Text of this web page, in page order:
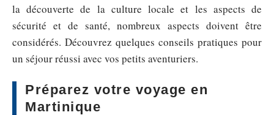
la découverte de la culture locale et les aspects de
sécurité et de santé, nombreux aspects doivent être
considérés. Découvrez quelques conseils pratiques pour
un séjour réussi avec vos petits aventuriers.
Préparez votre voyage en
Martinique